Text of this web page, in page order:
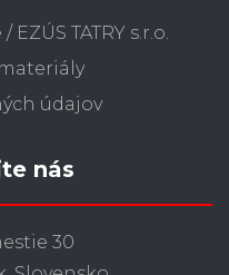
TATRY s.r.o.
údajov
nás
30